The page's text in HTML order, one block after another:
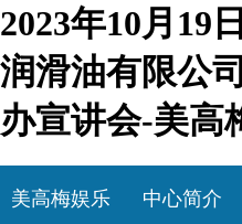
2023年10月19
润滑油有限公
办宣讲会-美高
美高梅娱乐 中心简介